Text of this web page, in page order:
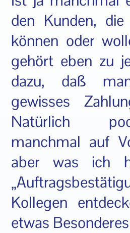
den Kunden,
können oder
gehört eben zu
dazu, daß
gewisses
Natürlich
manchmal auf
aber was ich
Kollegen
etwas